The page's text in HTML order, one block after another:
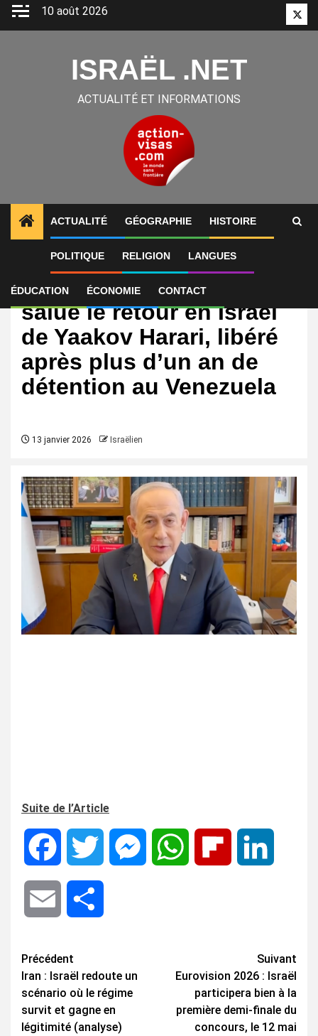
Aller
10 août 2026
ISRAËL .NET
ACTUALITÉ ET INFORMATIONS
ACTUALITÉ GÉOGRAPHIE HISTOIRE
POLITIQUE RELIGION LANGUES
ÉDUCATION ÉCONOMIE CONTACT
International
Benjamin Netanyahou
salue le retour en Israël
de Yaakov Harari, libéré
après plus d’un an de
détention au Venezuela
13 janvier 2026 Israëlien
Suite de l’Article
Facebook Twitter MessengerWhatsApp Flipboard
Email
Navigation
d’article
Précédent
Iran : Israël redoute un
scénario où le régime
survit et gagne en
légitimité (analyse)
Suivant
Eurovision 2026 : Israël
participera bien à la
première demi-finale du
concours, le 12 mai